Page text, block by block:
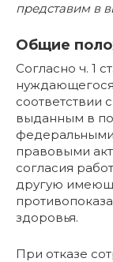
представим в
Общие
Согласно ч. 1
соответствии
выданным в
правовыми
согласия
другую
здоровья.
При отказе